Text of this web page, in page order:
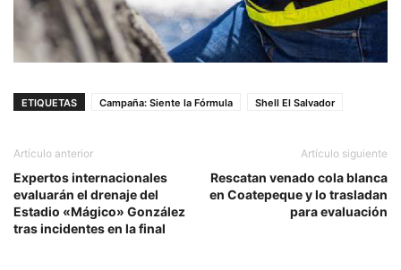
ETIQUETAS Campaña: Siente la Fórmula Shell El Salvador
Artículo anterior
Expertos internacionales
evaluarán el drenaje del
Estadio «Mágico» González
tras incidentes en la final
Artículo siguiente
Rescatan venado cola blanca
en Coatepeque y lo trasladan
para evaluación